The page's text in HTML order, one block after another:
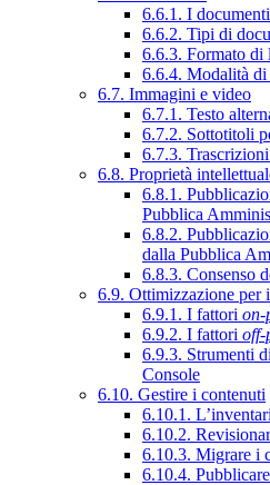
6.6.1. I
6.6.2. Tipi di
6.6.3. Formato di
6.6.4. Modalità di
6.7. Immagini e video
6.7.1. Testo
6.7.2. Sottotitoli
6.7.3.
6.8. Proprietà
6.8.1.
Pubblica
6.8.2.
dalla Pubblica
6.8.3. Consenso
6.9. Ottimizzazione per
6.9.1. I fattori on-
6.9.2. I fattori off-
6.9.3. Strumenti
Console
6.10. Gestire i contenuti
6.10.1.
6.10.2.
6.10.3. Migrare i
6.10.4.